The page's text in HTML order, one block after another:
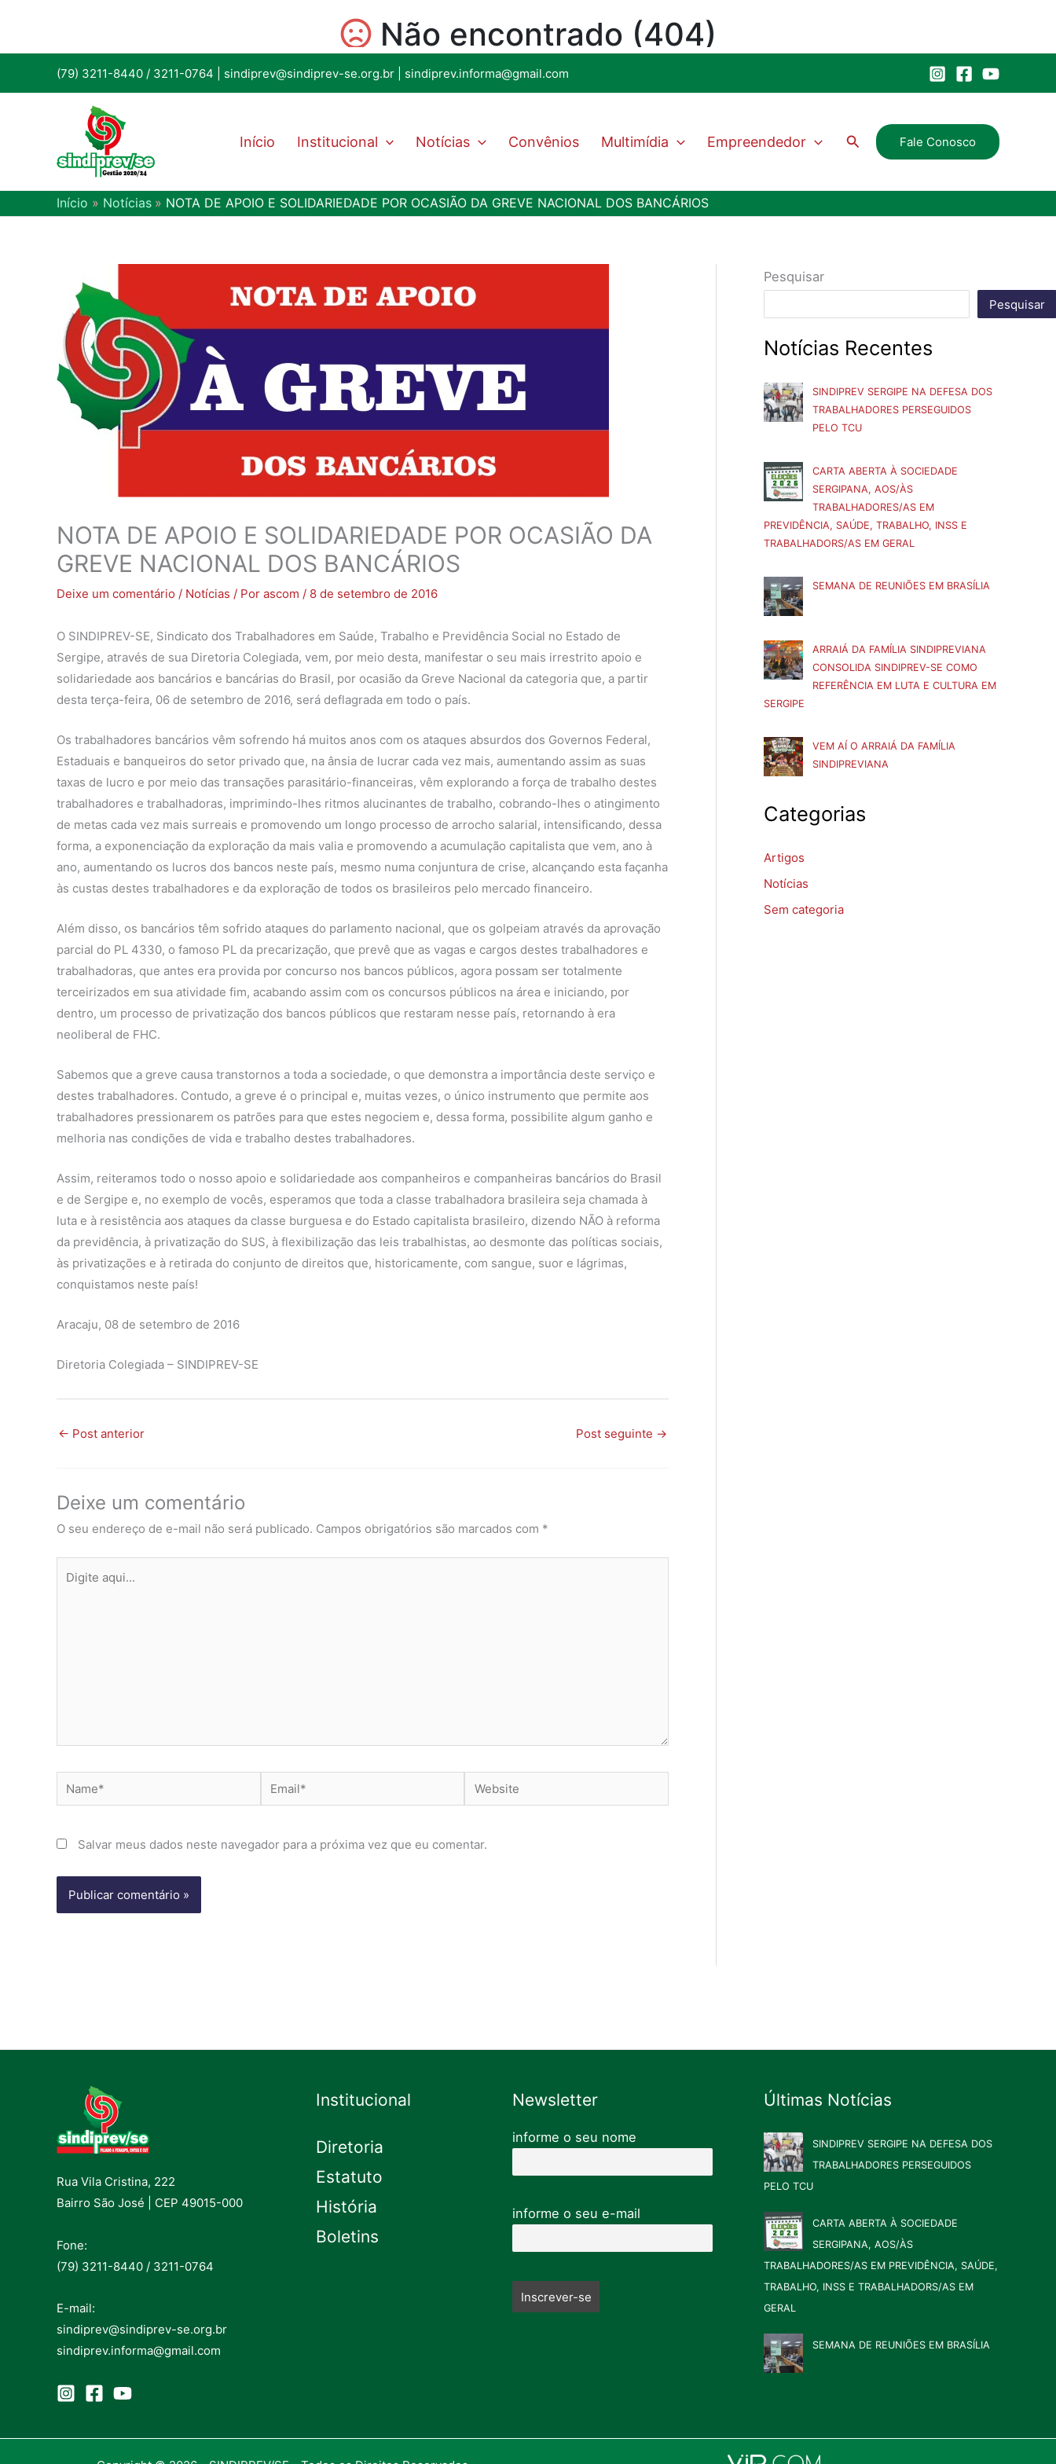
(79) 3211-8440 / 3211-0764 sindiprev@sindiprev-se.org.br sindiprev.informa@gmail.com
Início Institucional Notícias Convênios Multimídia Empreendedor PesquisarFale Conosco
Início Notícias NOTA DE APOIO E SOLIDARIEDADE POR OCASIÃO DA GREVE NACIONAL DOS BANCÁRIOS
NOTA DE APOIO E SOLIDARIEDADE POR OCASIÃO DA
GREVE NACIONAL DOS BANCÁRIOS
Deixe um comentário / Notícias / Por ascom / 8 de setembro de 2016
O SINDIPREV-SE, Sindicato dos Trabalhadores em Saúde, Trabalho e Previdência Social no Estado de
Sergipe, através de sua Diretoria Colegiada, vem, por meio desta, manifestar o seu mais irrestrito apoio e
solidariedade aos bancários e bancárias do Brasil, por ocasião da Greve Nacional da categoria que, a partir
desta terça-feira, 06 de setembro de 2016, será deflagrada em todo o país.
Os trabalhadores bancários vêm sofrendo há muitos anos com os ataques absurdos dos Governos Federal,
Estaduais e banqueiros do setor privado que, na ânsia de lucrar cada vez mais, aumentando assim as suas
taxas de lucro e por meio das transações parasitário-financeiras, vêm explorando a força de trabalho destes
trabalhadores e trabalhadoras, imprimindo-lhes ritmos alucinantes de trabalho, cobrando-lhes o atingimento
de metas cada vez mais surreais e promovendo um longo processo de arrocho salarial, intensificando, dessa
forma, a exponenciação da exploração da mais valia e promovendo a acumulação capitalista que vem, ano à
ano, aumentando os lucros dos bancos neste país, mesmo numa conjuntura de crise, alcançando esta façanha
às custas destes trabalhadores e da exploração de todos os brasileiros pelo mercado financeiro.
Além disso, os bancários têm sofrido ataques do parlamento nacional, que os golpeiam através da aprovação
parcial do PL 4330, o famoso PL da precarização, que prevê que as vagas e cargos destes trabalhadores e
trabalhadoras, que antes era provida por concurso nos bancos públicos, agora possam ser totalmente
terceirizados em sua atividade fim, acabando assim com os concursos públicos na área e iniciando, por
dentro, um processo de privatização dos bancos públicos que restaram nesse país, retornando à era
neoliberal de FHC.
Sabemos que a greve causa transtornos a toda a sociedade, o que demonstra a importância deste serviço e
destes trabalhadores. Contudo, a greve é o principal e, muitas vezes, o único instrumento que permite aos
trabalhadores pressionarem os patrões para que estes negociem e, dessa forma, possibilite algum ganho e
melhoria nas condições de vida e trabalho destes trabalhadores.
Assim, reiteramos todo o nosso apoio e solidariedade aos companheiros e companheiras bancários do Brasil
e de Sergipe e, no exemplo de vocês, esperamos que toda a classe trabalhadora brasileira seja chamada à
luta e à resistência aos ataques da classe burguesa e do Estado capitalista brasileiro, dizendo NÃO à reforma
da previdência, à privatização do SUS, à flexibilização das leis trabalhistas, ao desmonte das políticas sociais,
às privatizações e à retirada do conjunto de direitos que, historicamente, com sangue, suor e lágrimas,
conquistamos neste país!
Aracaju, 08 de setembro de 2016
Diretoria Colegiada – SINDIPREV-SE
← Post anterior Post seguinte →
Deixe um comentário
O seu endereço de e-mail não será publicado. Campos obrigatórios são marcados com *
aqui...
Name* Email* Website
Salvar meus dados neste navegador para a próxima vez que eu comentar.
Pesquisar
Pesquisar
Notícias Recentes
SINDIPREV SERGIPE NA DEFESA DOS
TRABALHADORES PERSEGUIDOS
PELO TCU
CARTA ABERTA À SOCIEDADE
SERGIPANA, AOS/ÀS
TRABALHADORES/AS EM
PREVIDÊNCIA, SAÚDE, TRABALHO, INSS E
TRABALHADORS/AS EM GERAL
SEMANA DE REUNIÕES EM BRASÍLIA
ARRAIÁ DA FAMÍLIA SINDIPREVIANA
CONSOLIDA SINDIPREV-SE COMO
REFERÊNCIA EM LUTA E CULTURA EM
SERGIPE
VEM AÍ O ARRAIÁ DA FAMÍLIA
SINDIPREVIANA
Categorias
Artigos
Notícias
Sem categoria
Rua Vila Cristina, 222
Bairro São José | CEP 49015-000
Fone:
(79) 3211-8440 / 3211-0764
E-mail:
sindiprev@sindiprev-se.org.br
sindiprev.informa@gmail.com
Institucional
Diretoria
Estatuto
História
Boletins
Newsletter
informe o seu nome
informe o seu e-mail
Últimas Notícias
SINDIPREV SERGIPE NA DEFESA DOS
TRABALHADORES PERSEGUIDOS
PELO TCU
CARTA ABERTA À SOCIEDADE
SERGIPANA, AOS/ÀS
TRABALHADORES/AS EM PREVIDÊNCIA, SAÚDE,
TRABALHO, INSS E TRABALHADORS/AS EM
GERAL
SEMANA DE REUNIÕES EM BRASÍLIA